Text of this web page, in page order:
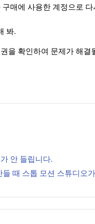
매에 사용한 계정으로 다
봐.
을 확인하여 문제가 해결
안 들립니다.
들 때 스톱 모션 스튜디오가